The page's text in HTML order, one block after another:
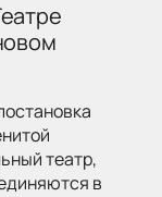
театр,
в